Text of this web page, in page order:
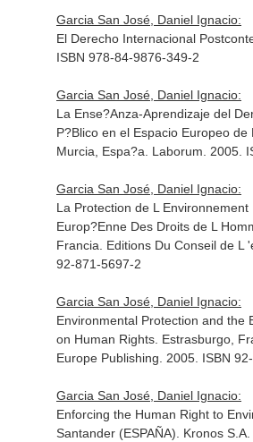
Garcia San José, Daniel Ignacio:
El Derecho Internacional
ISBN 978-84-9876-349-2
Garcia San José, Daniel Ignacio:
La Ense?Anza-Aprendizaje del
P?Blico en el Espacio Europeo de
Murcia, Espa?a. Laborum. 2005.
Garcia San José, Daniel Ignacio:
La Protection de L Environnement
Europ?Enne Des Droits de L
Francia. Editions Du Conseil de L
92-871-5697-2
Garcia San José, Daniel Ignacio:
Environmental Protection and the
on Human Rights. Estrasburgo,
Europe Publishing. 2005. ISBN
Garcia San José, Daniel Ignacio:
Enforcing the Human Right to
Santander (ESPAÑA). Kronos